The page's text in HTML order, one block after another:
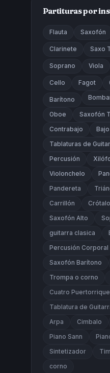
Partituras por
Flauta Saxofón
Clarinete Saxo
Soprano Viola
Cello Fagot
Barítono
Oboe Saxofón
Contrabajo
Tablaturas de
Percusión
Violonchelo
Pandereta
Carrillón
Saxofón Alto
guitarra clasica
Percusión Corporal
Saxofón Barítono
Trompa o corno
Cuatro
Tablatura de
Arpa Cimbalo
Piano Sann
Sintetizador
corno